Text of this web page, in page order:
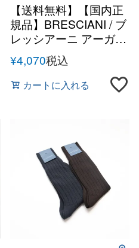
【送料無料】【国内正
規品】BRESCIANI / ブ
レッシアーニ アーガイ
ル ウールナイロン ソッ
クス 秋冬 メンズ イタ
リア 靴下
¥4,070税込
カートに入れる